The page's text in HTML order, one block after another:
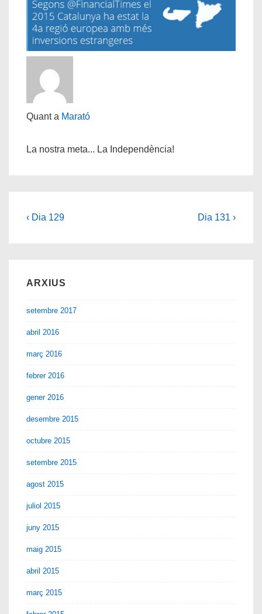
Quant a Marató
La nostra meta... La Independència!
Navegació
Càrrec
‹ Dia 129
Següent
Dia 131 ›
ARXIUS
setembre 2017
abril 2016
març 2016
febrer 2016
gener 2016
desembre 2015
octubre 2015
setembre 2015
agost 2015
juliol 2015
juny 2015
maig 2015
abril 2015
març 2015